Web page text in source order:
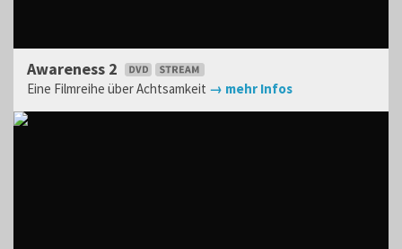
Awareness 2
Eine Filmreihe über Achtsamkeit → mehr Infos